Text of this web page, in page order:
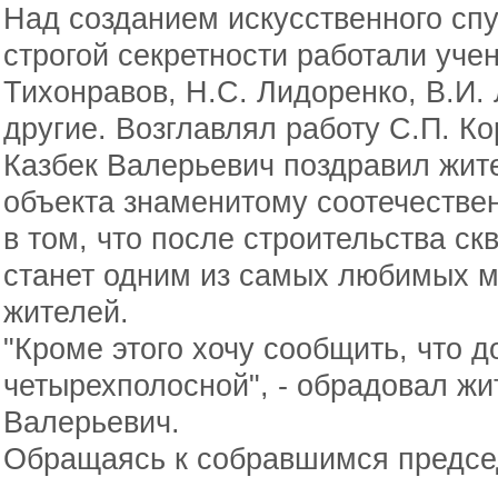
Над созданием искусственного
строгой секретности работали
Тихонравов, Н.С. Лидоренко, В.И.
другие. Возглавлял работу С.П.
Казбек Валерьевич поздравил
объекта знаменитому
в том, что после строительства
станет одним из самых любимых
жителей.
"Кроме этого хочу сообщить, что
четырехполосной", - обрадовал
Валерьевич.
Обращаясь к собравшимся